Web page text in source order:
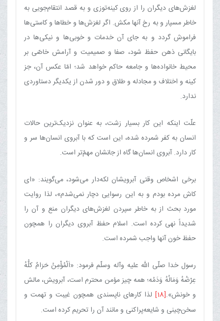
لغزش‌های دیگران را از روی کینه‌توزی و به قصد انتقام‌جویی به
خاطر مسپار و به رخ آنها مکش. اگر لغزش‌ها و خطاها و کاستی‌ها
فراموش گردد و به جای آن خدمات و خوبی‌ها و نیکی‌ها در
بایگانی ذهن حفظ شود، صفا و صمیمیت و آرامش خاصّی بر
محیط خانواده‌ها و جامعه حاکم خواهد شد؛ امّا عکس آن، جز
کینه و اختلاف و مجادله و طلاق و دور شدن از یکدیگر دستاوردی
ندارد.
علّت اینکه این کار بسیار زشت، به عنوان نزدیک‌ترین حالات
انسان به کفر شمرده شده، این است که با آبروی انسان‌ها سر و
کار دارد. آبروی انسان‌ها گاه از جانشان مهمّ‌تر است.
برخی اشخاص وقتی آبرویشان لکه‌دار می‌شود، می‌گویند: «ای
کاش مرده بودم و به این رسوایی دچار نمی‌شدم»، لذا روایت
مورد بحث از به خاطر سپردن لغزش‌های دیگران منع و آن را
شدیداً نهی کرده است. اسلام حفظ آبروی دیگران را همچون
حفظ خون آنها واجب شمرده است.
رسول خدا صلّی اللّه علیه وآله وسلّم فرمود: «اَلْمُؤْمِنُ حَرَامٌ کلُّهُ
عِرْضُهُ وَمَالُهُ وَدَمُه؛ همه چیز مؤمن محترم است، آبرویش، مالش
و خونش».[18] لذا کارهای ناپسندی همچون غیبت و تهمت و
سخن‌چینی و شایعه‌پراکنی و مانند آن را تحریم کرده است.